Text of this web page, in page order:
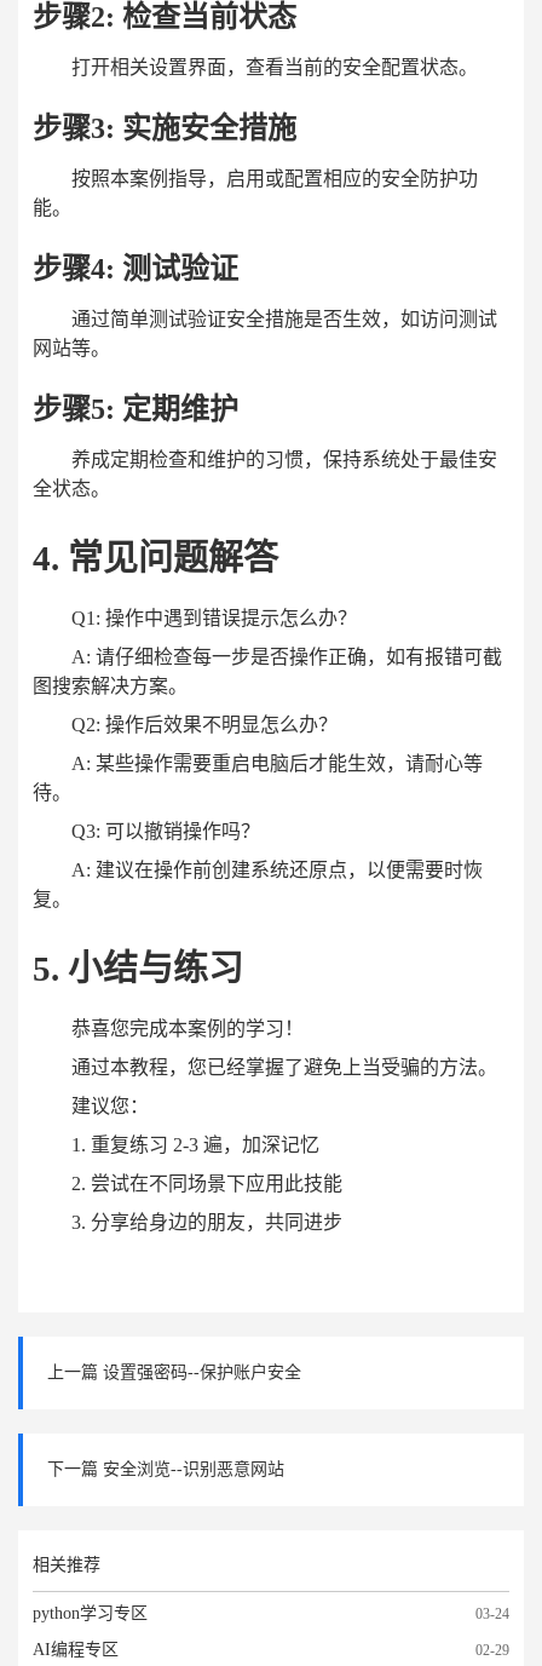
步骤2: 检查当前状态
打开相关设置界面，查看当前的安全配置状态。
步骤3: 实施安全措施
按照本案例指导，启用或配置相应的安全防护功
能。
步骤4: 测试验证
通过简单测试验证安全措施是否生效，如访问测试
网站等。
步骤5: 定期维护
养成定期检查和维护的习惯，保持系统处于最佳安
全状态。
4. 常见问题解答
Q1: 操作中遇到错误提示怎么办？
A: 请仔细检查每一步是否操作正确，如有报错可截
图搜索解决方案。
Q2: 操作后效果不明显怎么办？
A: 某些操作需要重启电脑后才能生效，请耐心等
待。
Q3: 可以撤销操作吗？
A: 建议在操作前创建系统还原点，以便需要时恢
复。
5. 小结与练习
恭喜您完成本案例的学习！
通过本教程，您已经掌握了避免上当受骗的方法。
建议您：
1. 重复练习 2-3 遍，加深记忆
2. 尝试在不同场景下应用此技能
3. 分享给身边的朋友，共同进步
上一篇 设置强密码--保护账户安全
下一篇 安全浏览--识别恶意网站
相关推荐
python学习专区 03-24
AI编程专区 02-29